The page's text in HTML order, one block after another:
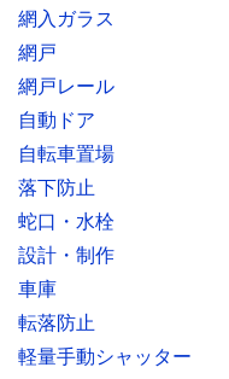
網入ガラス
網戸
網戸レール
自動ドア
自転車置場
落下防止
蛇口・水栓
設計・制作
車庫
転落防止
軽量手動シャッター